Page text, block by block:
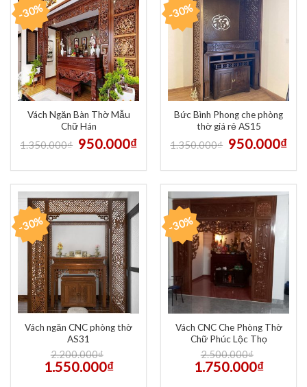
-30%
Vách Ngăn Bàn Thờ Mẫu
Chữ Hán
1.350.000₫ 950.000₫
-30%
Bức Bình Phong che phòng
thờ giá rẻ AS15
1.350.000₫ 950.000₫
-30%
Vách ngăn CNC phòng thờ
AS31
2.200.000₫
1.550.000₫
-30%
Vách CNC Che Phòng Thờ
Chữ Phúc Lộc Thọ
2.500.000₫
1.750.000₫